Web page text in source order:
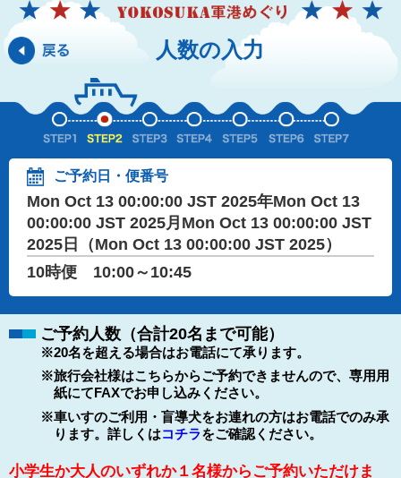
人数の入力
ご予約日・便番号
Mon Oct 13 00:00:00 JST 2025年Mon Oct 13
00:00:00 JST 2025月Mon Oct 13 00:00:00 JST
2025日（Mon Oct 13 00:00:00 JST 2025）
10時便 10:00～10:45
ご予約人数（合計20名まで可能）
※20名を超える場合はお電話にて承ります。
※旅行会社様はこちらからご予約できませんので、専用用
紙にてFAXでお申し込みください。
※車いすのご利用・盲導犬をお連れの方はお電話でのみ承
ります。詳しくはコチラをご確認ください。
小学生か大人のいずれか１名様からご予約いただけま